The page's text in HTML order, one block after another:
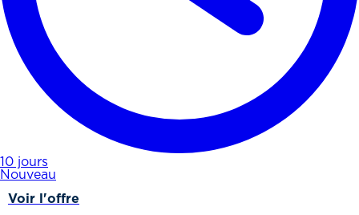
10 jours
Nouveau
Voir l'offre